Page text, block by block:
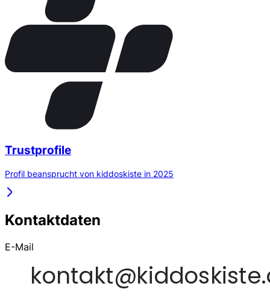
Trustprofile
Profil beansprucht von kiddoskiste in 2025
Kontaktdaten
E-Mail